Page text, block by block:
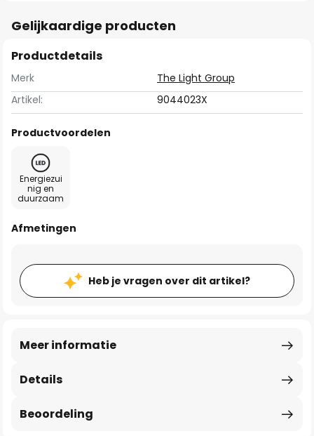
Gelijkaardige producten
Productdetails
Merk
The Light Group
Artikel:
9044023X
Productvoordelen
Energiezui
nig en
duurzaam
Afmetingen
Heb je vragen over dit artikel?
Details
Meer informatie
Beoordeling